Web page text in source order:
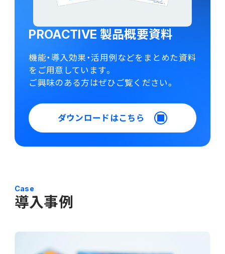
PROACTIVE 製品概要資料
機能・導入効果・活用例などをまとめた資料
をご用意しています。
ご興味のある方はぜひご覧ください。
ダウンロードはこちら
Case
導入事例